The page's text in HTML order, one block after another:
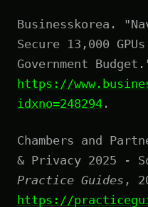
Businesskorea.
Secure 13,000
Government
https://
idxno=248294 .
Chambers and
& Privacy 2025 -
Practice Guides ,
https://